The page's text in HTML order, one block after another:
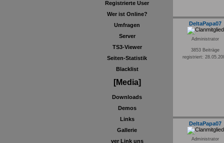
Registrierte User
Wer ist Online?
Umfragen
Server
TS3-Viewer
Seiten-Statistik
Blacklist
[Media]
Downloads
Demos
Links
Gallerie
ver Link uns
DeltaPapa07
Administrator
3853 Beiträge
registriert:
DeltaPapa07
Administrator